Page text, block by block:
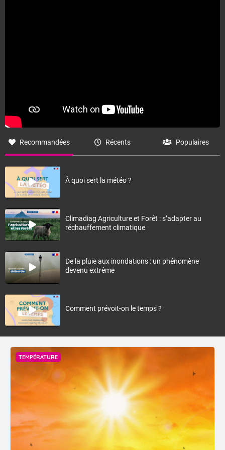
Recommandées Récents Populaires
À quoi sert la météo ?
Climadiag Agriculture et Forêt : s’adapter au
réchauffement climatique
De la pluie aux inondations : un phénomène
devenu extrême
Comment prévoit-on le temps ?
TEMPÉRATURE